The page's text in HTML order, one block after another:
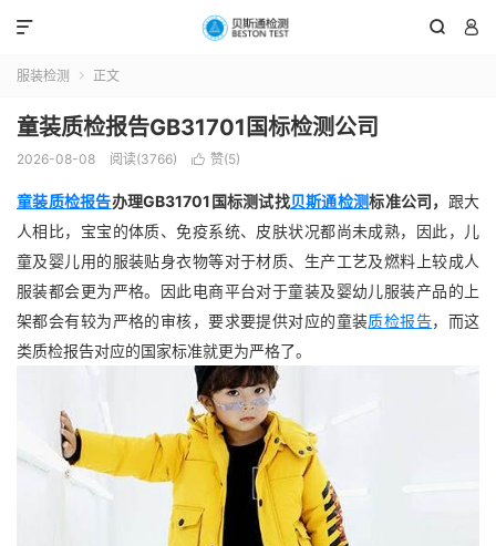
 

服装检测  正文
童装质检报告GB31701国标检测公司
2026-08-08 阅读(3766)  赞(5)
童装质检报告办理GB31701国标测试找贝斯通检测标准公司， 跟大
人相比，宝宝的体质、免疫系统、皮肤状况都尚未成熟，因此，儿
童及婴儿用的服装贴身衣物等对于材质、生产工艺及燃料上较成人
服装都会更为严格。因此电商平台对于童装及婴幼儿服装产品的上
架都会有较为严格的审核，要求要提供对应的童装质检报告，而这
类质检报告对应的国家标准就更为严格了。